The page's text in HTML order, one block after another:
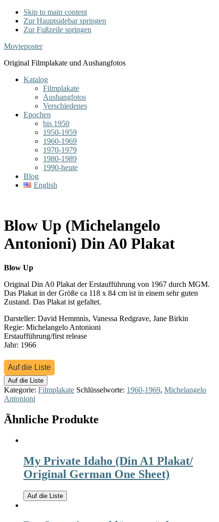
Skip to main content
Zur Hauptsidebar springen
Zur Fußzeile springen
Movieposter
Original Filmplakate und Aushangfotos
Katalog
Filmplakate
Aushangfotos
Verschiedenes
Epochen
bis 1950
1950-1959
1960-1969
1970-1979
1980-1989
1990-heute
Blog
English
Blow Up (Michelangelo
Antonioni) Din A0 Plakat
Blow Up
Original Din A0 Plakat der Erstaufführung von 1967 durch MGM.
Das Plakat in der Größe ca 118 x 84 cm ist in einem sehr guten
Zustand. Das Plakat ist gefaltet.
Darsteller: David Hemmnis, Vanessa Redgrave, Jane Birkin
Regie: Michelangelo Antonioni
Erstaufführung/first release
Jahr: 1966
Auf die Liste
Auf die Liste
Kategorie: Filmplakate Schlüsselworte: 1960-1969, Michelangelo
Antonioni
Ähnliche Produkte
My Private Idaho (Din A1 Plakat/
Original German One Sheet)
Auf die Liste